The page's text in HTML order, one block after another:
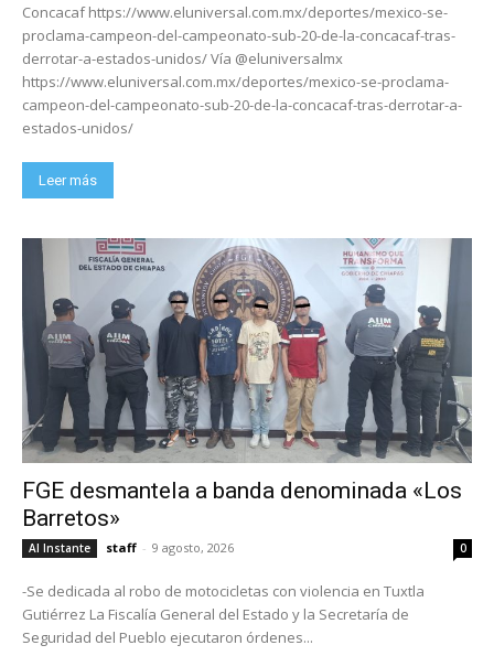
Concacaf https://www.eluniversal.com.mx/deportes/mexico-se-
proclama-campeon-del-campeonato-sub-20-de-la-concacaf-tras-
derrotar-a-estados-unidos/ Vía @eluniversalmx
https://www.eluniversal.com.mx/deportes/mexico-se-proclama-
campeon-del-campeonato-sub-20-de-la-concacaf-tras-derrotar-a-
estados-unidos/
Leer más
FGE desmantela a banda denominada «Los
Barretos»
Al Instante staff - 9 agosto, 2026 0
-Se dedicada al robo de motocicletas con violencia en Tuxtla
Gutiérrez La Fiscalía General del Estado y la Secretaría de
Seguridad del Pueblo ejecutaron órdenes...